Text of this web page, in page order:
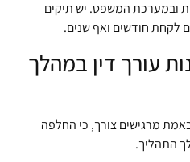
ובמערכת המשפט. יש תיקים
לקחת חודשים ואף שנים.
עורך דין במהלך
מרגישים צורך, כי החלפה
התהליך.